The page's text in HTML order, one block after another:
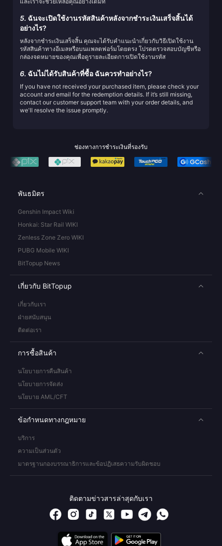
5. ฉันจะเปิดใช้งานรหัสสินค้าหลังจากชำระเงินเสร็จสิ้นได้
อย่างไร?
หลังจากชำระเงินเสร็จสิ้น คุณจะได้รับคำแนะนำเกี่ยวกับวิธีเปิดใช้งาน
รหัสสินค้าทางอีเมลหรือบนแพลตฟอร์มโดยตรง โปรดตรวจสอบบัญชีหรือ
กล่องจดหมายของคุณเพื่อดูรายละเอียดการเปิดใช้งานรหัส
6. ฉันไม่ได้รับสินค้าที่ซื้อ ฉันควรทำอย่างไร?
If you have not received your purchased item, please check your
account and email for the redemption details. If it’s still missing,
contact our customer support team with your order details, and
we'll resolve the issue promptly.
ช่องทางการชำระเงินที่รองรับ
พันธมิตร
Genshin Impact Wiki
Honkai: Star Rail WIKI
Zenless Zone Zero WIKI
PUBG Mobile WIKI
BitTopup News
เกี่ยวกับ BitTopup
เกี่ยวกับเรา
ฝ่ายสนับสนุน
ติดต่อเรา
การซื้อสินค้า
นโยบายการคืนสินค้า
นโยบายการจัดส่ง
นโยบาย AML/CFT
ข้อกำหนดทางกฎหมาย
บริการ
ความเป็นส่วนตัว
มาตรฐานกองบรรณาธิการและข้อปฏิเสธความรับผิดชอบ
ติดตามข่าวสารล่าสุดกับเรา